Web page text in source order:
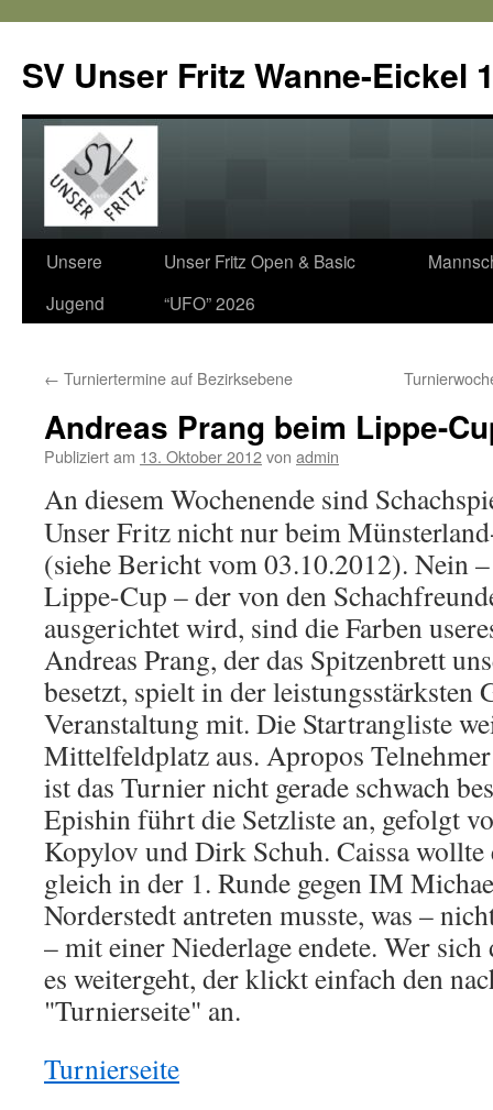
SV Unser Fritz Wanne-Eickel
Zum
Inhalt
Unsere
Jugend
Unser Fritz Open & Basic
“UFO” 2026
← Turniertermine auf Bezirksebene
Andreas Prang beim Lippe-
Publiziert am 13. Oktober 2012von admin
An diesem Wochenende sind
Unser Fritz nicht nur beim
(siehe Bericht vom 03.10.2012). Nein
Lippe-Cup – der von den
ausgerichtet wird, sind die Farben
Andreas Prang, der das Spitzenbrett
besetzt, spielt in der leistungsstärksten
Veranstaltung mit. Die Startrangliste
Mittelfeldplatz aus. Apropos
ist das Turnier nicht gerade schwach
Epishin führt die Setzliste an, gefolgt
Kopylov und Dirk Schuh. Caissa wollte
gleich in der 1. Runde gegen IM
Norderstedt antreten musste, was –
– mit einer Niederlage endete. Wer
es weitergeht, der klickt einfach den
"Turnierseite" an.
Turnierseite